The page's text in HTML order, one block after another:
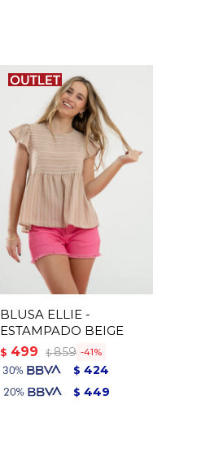
BLUSA ELLIE -
ESTAMPADO BEIGE
$ 499 $ 859 41
$ 424
$ 449